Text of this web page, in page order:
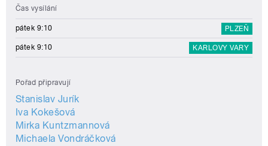
Čas vysílání
pátek 9:10 PLZEŇ
pátek 9:10 KARLOVY VARY
Pořad připravují
Stanislav Jurík
Iva Kokešová
Mirka Kuntzmannová
Michaela Vondráčková